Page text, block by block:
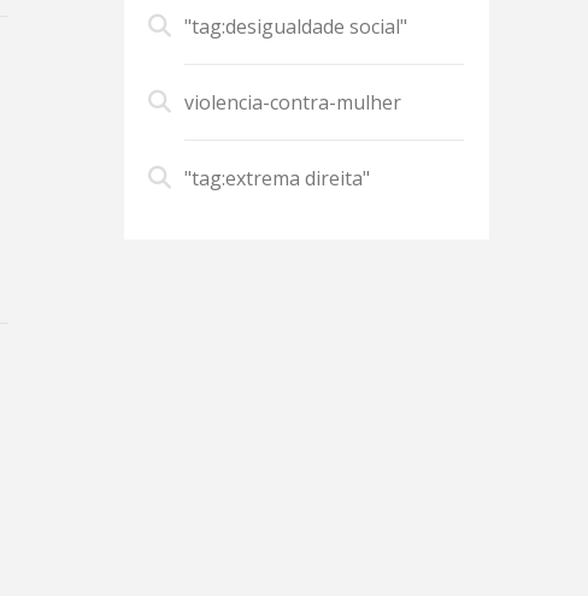
"tag:desigualdade social"
violencia-contra-mulher
"tag:extrema direita"